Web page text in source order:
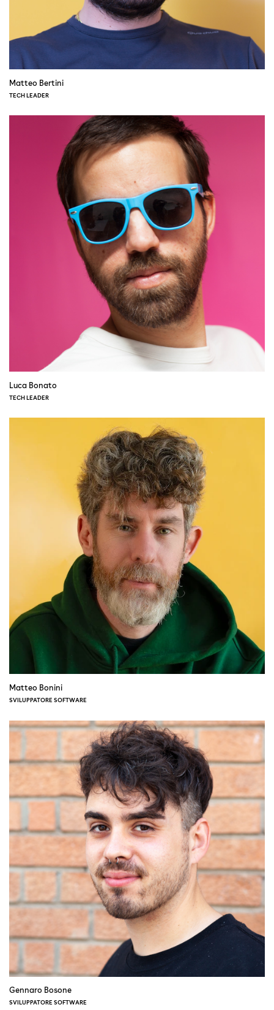
Matteo Bertini
TECH LEADER
Luca Bonato
TECH LEADER
Matteo Bonini
SVILUPPATORE SOFTWARE
Gennaro Bosone
SVILUPPATORE SOFTWARE